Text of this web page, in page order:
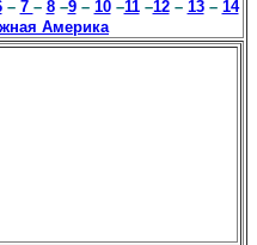
– 7 – 8–9– 10–11–12– 13– 14
Америка